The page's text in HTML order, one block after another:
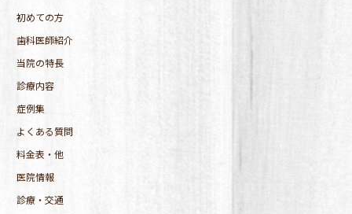
初めての方
歯科医師紹介
当院の特長
診療内容
症例集
よくある質問
料金表・他
医院情報
診療・交通